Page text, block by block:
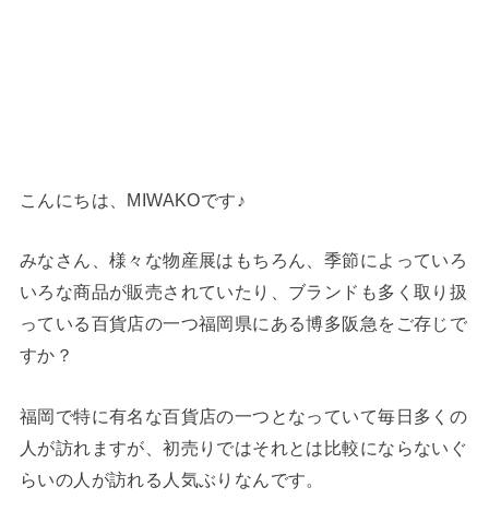
こんにちは、MIWAKOです♪
みなさん、様々な物産展はもちろん、季節によっていろ
いろな商品が販売されていたり、ブランドも多く取り扱
っている百貨店の一つ福岡県にある博多阪急をご存じで
すか？
福岡で特に有名な百貨店の一つとなっていて毎日多くの
人が訪れますが、初売りではそれとは比較にならないぐ
らいの人が訪れる人気ぶりなんです。